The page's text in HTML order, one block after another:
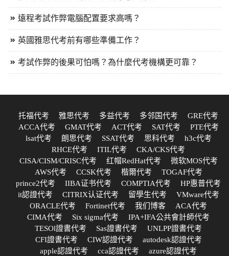
遠程考試作弊電腦配置要求高嗎？
英國雅思代考前有哪些準備工作？
考試作弊的後果可怕嗎？為什麼代考機構更可靠？
托福代考 雅思代考 多益代考 多邻国代考
GRE代考
ACCA代考
GMAT代考 ACT代考 SAT代考
PTE代考
lsat代考
朗思代考 SSAT代考 思科代考
h3c代考
RHCE代考
ITIL代考
CKA/CKS代考
CISA/CISM/CRISC代考
红帽RedHat代考
微软MOS代考
AWS代考
CCSK代考 楷爾代考
TOGAF代考
prince2代考
IIBA证书代考 COMPTIA代考
HP惠普代考
it認證代考
CITRIX认证代考 留學生代考
VMware代考
ORACLE代考
Fortinet代考 我们博客
ACA代考
CIMA代考
Six sigma代考
IPA+IFA公共會計師代考
TESOl證書代考
Sas證書代考
UNLPP證書代考
CFI證書代考
CIW認證代考
autodesk認證代考
apple認證代考
cca認證代考
azure認證代考